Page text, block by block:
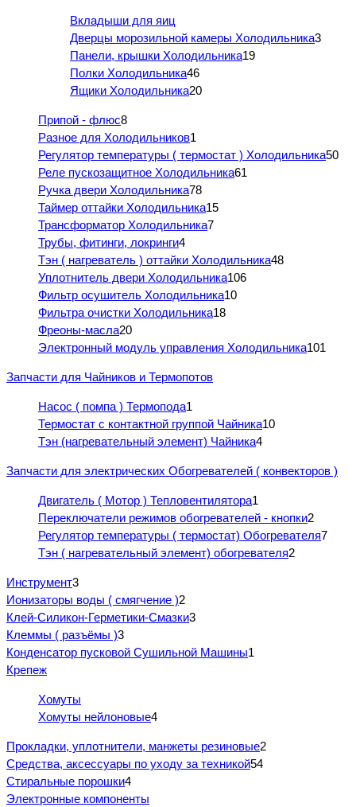
Вкладыши для яиц
Дверцы морозильной камеры Холодильника3
Панели, крышки Холодильника19
Полки Холодильника46
Ящики Холодильника20
Припой - флюс8
Разное для Холодильников1
Регулятор температуры ( термостат ) Холодильника50
Реле пускозащитное Холодильника61
Ручка двери Холодильника78
Таймер оттайки Холодильника15
Трансформатор Холодильника7
Трубы, фитинги, локринги4
Тэн ( нагреватель ) оттайки Холодильника48
Уплотнитель двери Холодильника106
Фильтр осушитель Холодильника10
Фильтра очистки Холодильника18
Фреоны-масла20
Электронный модуль управления Холодильника101
Запчасти для Чайников и Термопотов
Насос ( помпа ) Термопода1
Термостат с контактной группой Чайника10
Тэн (нагревательный элемент) Чайника4
Запчасти для электрических Обогревателей ( конвекторов )
Двигатель ( Мотор ) Тепловентилятора1
Переключатели режимов обогревателей - кнопки2
Регулятор температуры ( термостат) Обогревателя7
Тэн ( нагревательный элемент) обогревателя2
Инструмент3
Ионизаторы воды ( смягчение )2
Клей-Силикон-Герметики-Смазки3
Клеммы ( разъёмы )3
Конденсатор пусковой Сушильной Машины1
Крепеж
Хомуты
Хомуты нейлоновые4
Прокладки, уплотнители, манжеты резиновые2
Средства, аксессуары по уходу за техникой54
Стиральные порошки4
Электронные компоненты